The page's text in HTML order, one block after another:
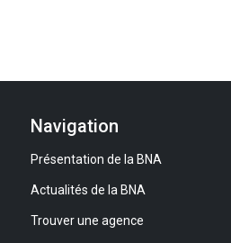
Navigation
Présentation de la BNA
Actualités de la BNA
Trouver une agence